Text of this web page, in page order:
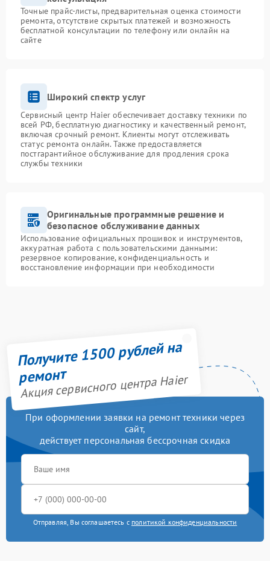
Точные прайс-листы, предварительная оценка стоимости
ремонта, отсутствие скрытых платежей и возможность
бесплатной консультации по телефону или онлайн на
сайте
Широкий спектр услуг
Сервисный центр Haier обеспечивает доставку техники по
всей РФ, бесплатную диагностику и качественный ремонт,
включая срочный ремонт. Клиенты могут отслеживать
статус ремонта онлайн. Также предоставляется
постгарантийное обслуживание для продления срока
службы техники
Оригинальные программные решение и
безопасное обслуживание данных
Использование официальных прошивок и инструментов,
аккуратная работа с пользовательскими данными:
резервное копирование, конфиденциальность и
восстановление информации при необходимости
Получите 1500 рублей на
ремонт
Акция сервисного центра Haier
При оформлении заявки на ремонт техники через
сайт,
действует персональная бессрочная скидка
Отправляя, Вы соглашаетесь с политикой конфиденциальности